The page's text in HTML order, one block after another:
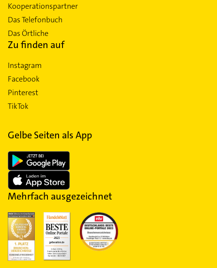
Kooperationspartner
Das Telefonbuch
Das Örtliche
Zu finden auf
Instagram
Facebook
Pinterest
TikTok
Gelbe Seiten als App
Mehrfach ausgezeichnet